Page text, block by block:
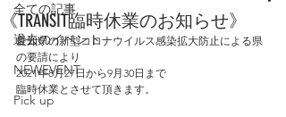
全ての記事
過去のイベント
NEWEVENT
Pick up
《TRANSIT臨時休業のお知らせ》
愛知県の新型コロナウイルス感染拡大防止による県
の要請により
2021年8月27日から9月30日まで
臨時休業とさせて頂きます。